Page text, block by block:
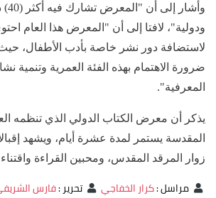
ودولية"، لافتا إلى أن "المعرض هذا العام
لاستضافة دور نشر خاصة بأدب الأطفال،
ضرورة الاهتمام بهذه الفئة العمرية وتنمية
المعرفية".
يذكر أن معرض الكتاب الدولي الذي تنظمه
المقدسة يستمر لمدة عشرة أيام، ويشهد
زوار المرقد المقدس، ومحبين القراءة
مراسل:كرار الخفاجي تحرير:فارس